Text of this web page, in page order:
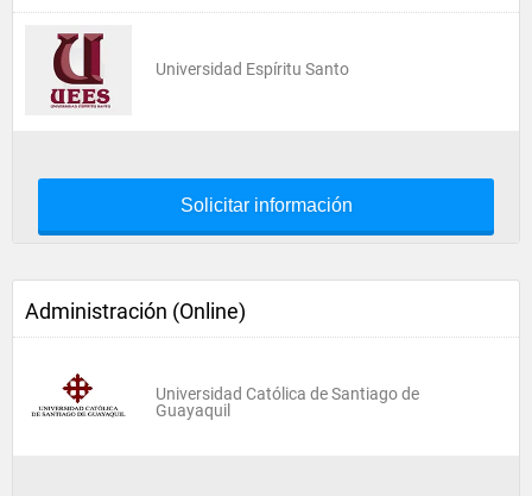
Universidad Espíritu Santo
Solicitar información
Administración (Online)
Universidad Católica de Santiago de
Guayaquil